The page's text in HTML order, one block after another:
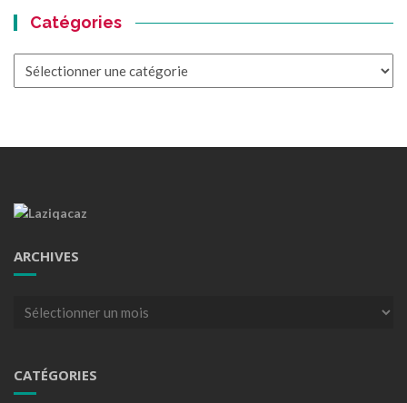
Catégories
ARCHIVES
Archives
CATÉGORIES